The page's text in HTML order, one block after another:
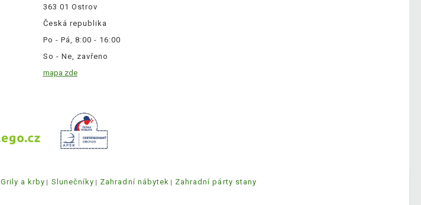
363 01 Ostrov
Česká republika
Po - Pá, 8:00 - 16:00
So - Ne, zavřeno
mapa zde
Grily a krby Slunečníky Zahradní nábytek Zahradní párty stany